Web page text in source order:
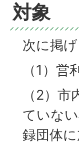
対象
次に掲
（1）
（2）
ていな
録団体